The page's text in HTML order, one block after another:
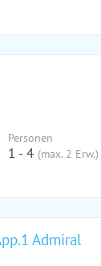
Personen
1 - 4 (max. 2 Erw.)
Admiral